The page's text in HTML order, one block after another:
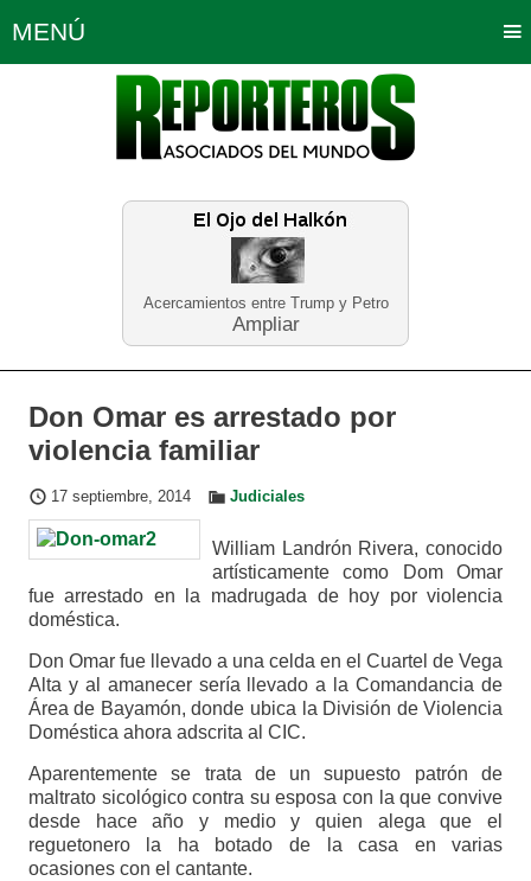
Acercamientos entre Trump y Petro
Ampliar
MENÚ
Política Opinión Bogotá
Planeta Tierra Deportes
Educación Neira
Don Omar es arrestado por
violencia familiar
17 septiembre, 2014 Judiciales
William Landrón Rivera, conocido
artísticamente como Dom Omar
fue arrestado en la madrugada de hoy por violencia
doméstica.
Don Omar fue llevado a una celda en el Cuartel de Vega
Alta y al amanecer sería llevado a la Comandancia de
Área de Bayamón, donde ubica la División de Violencia
Doméstica ahora adscrita al CIC.
Aparentemente se trata de un supuesto patrón de
maltrato sicológico contra su esposa con la que convive
desde hace año y medio y quien alega que el
reguetonero la ha botado de la casa en varias
ocasiones con el cantante.